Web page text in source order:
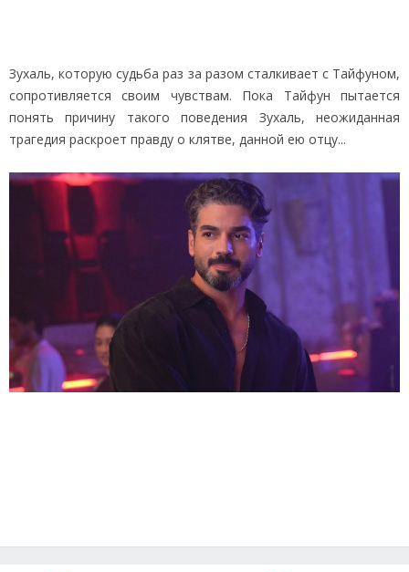
Зухаль, которую судьба раз за разом сталкивает с Тайфуном,
сопротивляется своим чувствам. Пока Тайфун пытается
понять причину такого поведения Зухаль, неожиданная
трагедия раскроет правду о клятве, данной ею отцу...